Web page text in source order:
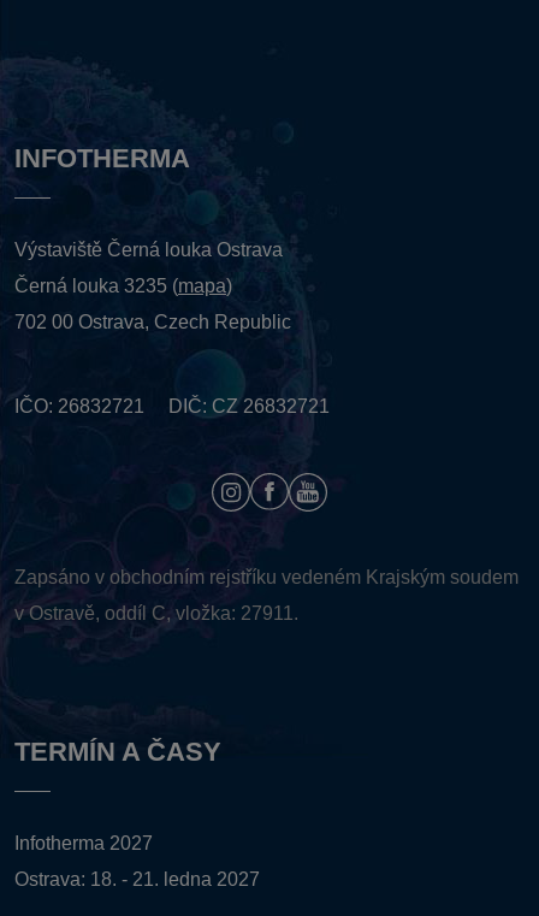
INFOTHERMA
Výstaviště Černá louka Ostrava
Černá louka 3235 (mapa)
702 00 Ostrava, Czech Republic
IČO: 26832721 DIČ: CZ 26832721
Zapsáno v obchodním rejstříku vedeném Krajským soudem
v Ostravě, oddíl C, vložka: 27911.
TERMÍN A ČASY
Infotherma 2027
Ostrava: 18. - 21. ledna 2027